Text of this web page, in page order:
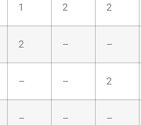
1 2 2
2 – –
– – 2
– – –